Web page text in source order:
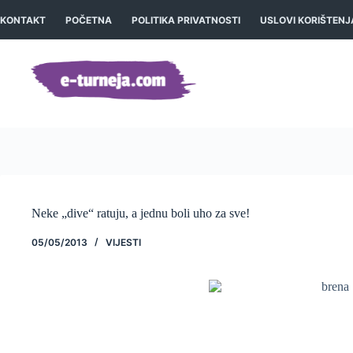
na
KONTAKT POČETNA POLITIKA PRIVATNOSTI USLOVI
Neke „dive“ ratuju, a jednu boli uho za sve!
05/05/2013 VIJESTI